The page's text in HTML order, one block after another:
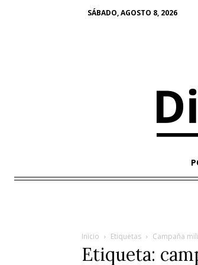
SÁBADO, AGOSTO 8, 2026
Inicio Etiquetas Campaña
Etiqueta: